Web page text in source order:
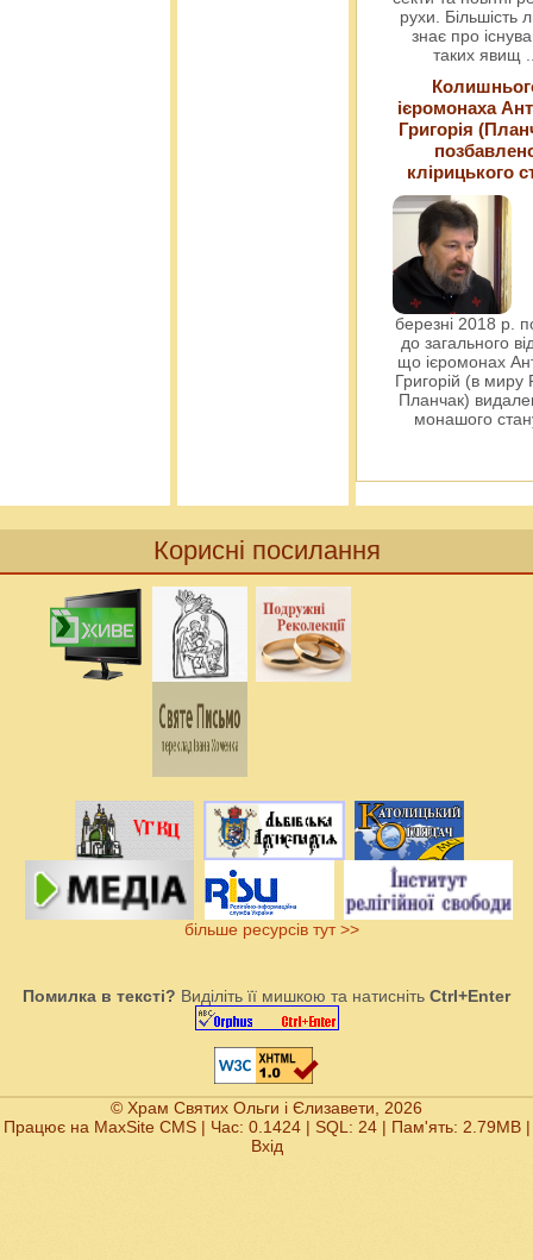
рухи. Більшість
знає про
таких явищ
ієромонаха
Григорія
клірицького
березні 2018 р.
до загального
що ієромонах
Григорій (в миру
Планчак)
монашого
Корисні посилання
більше ресурсів тут >>
Помилка в тексті? Виділіть її мишкою та натисніть Ctrl+Enter
© Храм Святих Ольги і Єлизавети, 2026
Працює на MaxSite CMS| Час: 0.1424 | SQL: 24 | Пам'ять: 2.79MB|
Вхід